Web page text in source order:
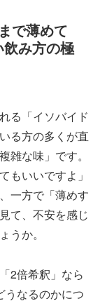
で薄めて
み方の極
る「イソバイド
る方の多くが直
雑な味」です。
もいいですよ」
一方で「薄めす
て、不安を感じ
うか。
2倍希釈」なら
うなるのかにつ